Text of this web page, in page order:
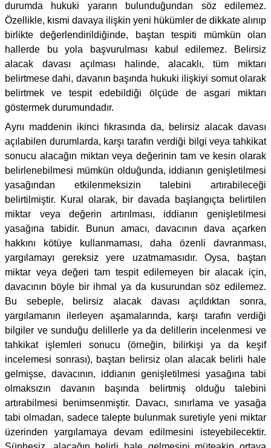
durumda hukuki yararın bulunduğundan söz edilemez.
Özellikle, kısmi davaya ilişkin yeni hükümler de dikkate alınıp
birlikte değerlendirildiğinde, baştan tespiti mümkün olan
hallerde bu yola başvurulması kabul edilemez. Belirsiz
alacak davası açılması halinde, alacaklı, tüm miktarı
belirtmese dahi, davanın başında hukuki ilişkiyi somut olarak
belirtmek ve tespit edebildiği ölçüde de asgari miktarı
göstermek durumundadır.
Aynı maddenin ikinci fıkrasında da, belirsiz alacak davası
açılabilen durumlarda, karşı tarafın verdiği bilgi veya tahkikat
sonucu alacağın miktarı veya değerinin tam ve kesin olarak
belirlenebilmesi mümkün olduğunda, iddianın genişletilmesi
yasağından etkilenmeksizin talebini artırabileceği
belirtilmiştir. Kural olarak, bir davada başlangıçta belirtilen
miktar veya değerin artırılması, iddianın genişletilmesi
yasağına tabidir. Bunun amacı, davacının dava açarken
hakkını kötüye kullanmaması, daha özenli davranması,
yargılamayı gereksiz yere uzatmamasıdır. Oysa, baştan
miktar veya değeri tam tespit edilemeyen bir alacak için,
davacının böyle bir ihmal ya da kusurundan söz edilemez.
Bu sebeple, belirsiz alacak davası açıldıktan sonra,
yargılamanın ilerleyen aşamalarında, karşı tarafın verdiği
bilgiler ve sunduğu delillerle ya da delillerin incelenmesi ve
tahkikat işlemleri sonucu (örneğin, bilirkişi ya da keşif
incelemesi sonrası), baştan belirsiz olan alacak belirli hale
gelmişse, davacının, iddianın genişletilmesi yasağına tabi
olmaksızın davanın başında belirtmiş olduğu talebini
artırabilmesi benimsenmiştir. Davacı, sınırlama ve yasağa
tabi olmadan, sadece talepte bulunmak suretiyle yeni miktar
üzerinden yargılamaya devam edilmesini isteyebilecektir.